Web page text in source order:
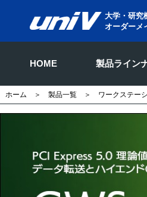
大学・研究
オーダーメ
HOME 製品ライン
ホーム ＞ 製品一覧 ＞ ワークステー